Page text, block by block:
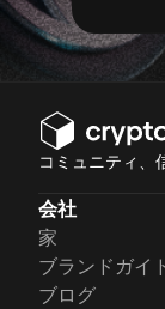
コミュニティ、
会社
家
ブランドガイ
ブログ